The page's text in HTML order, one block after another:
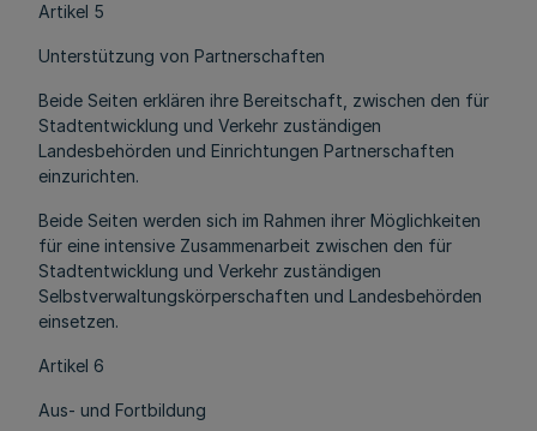
Artikel 5
Unterstützung von Partnerschaften
Beide Seiten erklären ihre Bereitschaft, zwischen den für
Stadtentwicklung und Verkehr zuständigen
Landesbehörden und Einrichtungen Partnerschaften
einzurichten.
Beide Seiten werden sich im Rahmen ihrer Möglichkeiten
für eine intensive Zusammenarbeit zwischen den für
Stadtentwicklung und Verkehr zuständigen
Selbstverwaltungskörperschaften und Landesbehörden
einsetzen.
Artikel 6
Aus- und Fortbildung